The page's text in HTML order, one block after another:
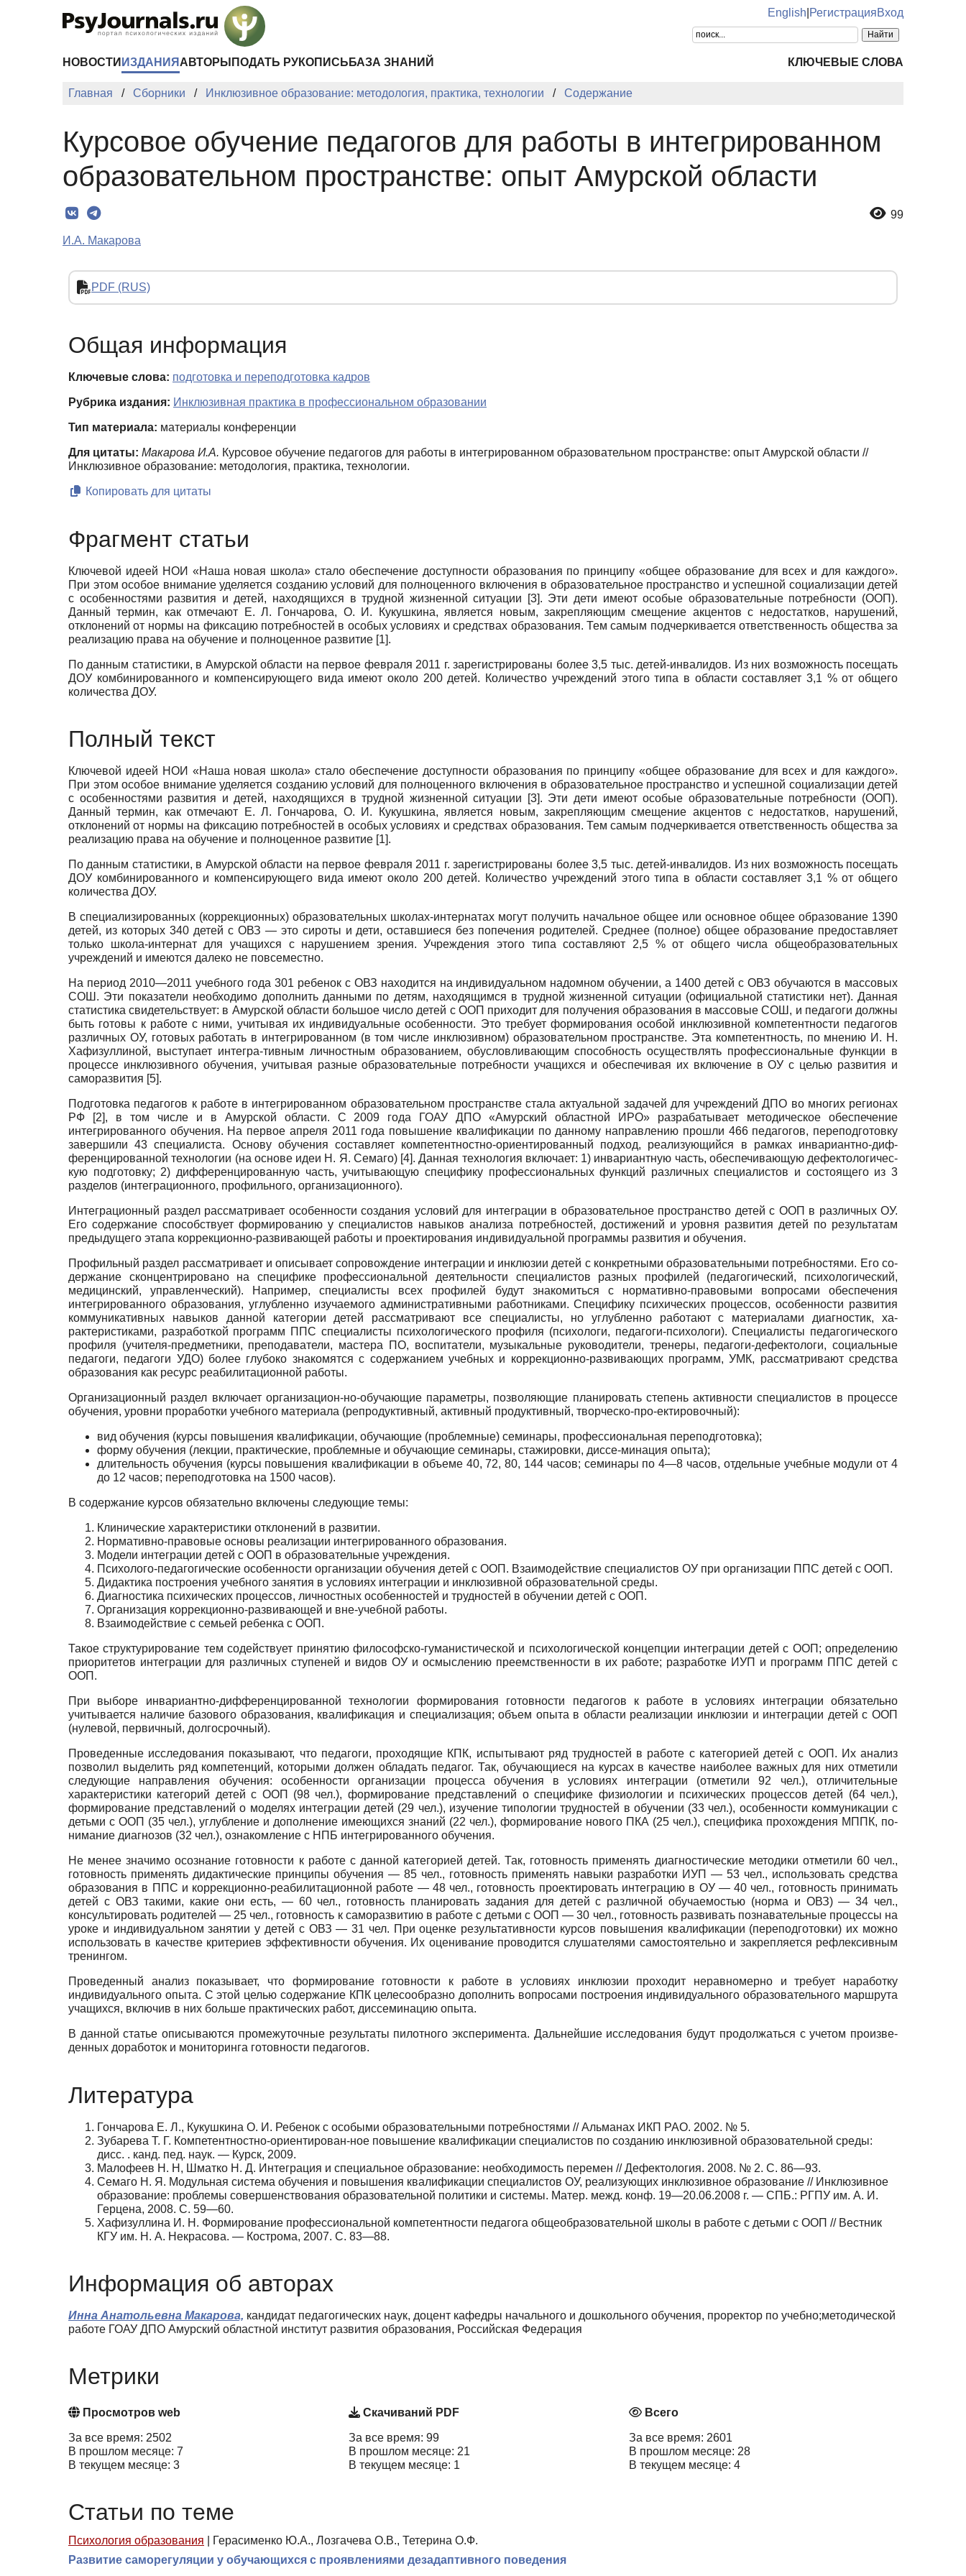
English РегистрацияВход
НОВОСТИ ИЗДАНИЯ АВТОРЫ ПОДАТЬ РУКОПИСЬ БАЗА ЗНАНИЙ КЛЮЧЕВЫЕ СЛОВА
Главная Сборники Инклюзивное образование: методология, практика, технологии Содержание
Курсовое обучение педагогов для работы в интегрированном
образовательном пространстве: опыт Амурской области
99
И.А. Макарова
PDF (RUS)
Общая информация
Ключевые слова: подготовка и переподготовка кадров
Рубрика издания: Инклюзивная практика в профессиональном образовании
Тип материала: материалы конференции
Для цитаты: Макарова И.А. Курсовое обучение педагогов для работы в интегрированном образовательном пространстве: опыт Амурской области //
Инклюзивное образование: методология, практика, технологии.
Копировать для цитаты
Фрагмент статьи
Ключевой идеей НОИ «Наша новая школа» стало обеспечение доступности образования по принципу «общее образование для всех и для каждого».
При этом особое внимание уделяется созданию условий для пол­ноценного включения в образовательное пространство и успешной социализации детей
с особенностями раз­вития и детей, находящихся в трудной жизненной ситу­ации [3]. Эти дети имеют особые образовательные по­требности (ООП).
Данный термин, как отмечают Е. Л. Гончарова, О. И. Кукушкина, является новым, за­крепляющим смещение акцентов с недостатков, нару­шений,
отклонений от нормы на фиксацию потребнос­тей в особых условиях и средствах образования. Тем са­мым подчеркивается ответственность общества за
реа­лизацию права на обучение и полноценное развитие [1].
По данным статистики, в Амурской области на пер­вое февраля 2011 г. зарегистрированы более 3,5 тыс. детей-инвалидов. Из них возможность посещать
ДОУ комбинированного и компенсирующего вида имеют около 200 детей. Количество учреждений этого типа в области составляет 3,1 % от общего
количества ДОУ.
Полный текст
Ключевой идеей НОИ «Наша новая школа» стало обеспечение доступности образования по принципу «общее образование для всех и для каждого».
При этом особое внимание уделяется созданию условий для пол­ноценного включения в образовательное пространство и успешной социализации детей
с особенностями раз­вития и детей, находящихся в трудной жизненной ситу­ации [3]. Эти дети имеют особые образовательные по­требности (ООП).
Данный термин, как отмечают Е. Л. Гончарова, О. И. Кукушкина, является новым, за­крепляющим смещение акцентов с недостатков, нару­шений,
отклонений от нормы на фиксацию потребнос­тей в особых условиях и средствах образования. Тем са­мым подчеркивается ответственность общества за
реа­лизацию права на обучение и полноценное развитие [1].
По данным статистики, в Амурской области на пер­вое февраля 2011 г. зарегистрированы более 3,5 тыс. детей-инвалидов. Из них возможность посещать
ДОУ комбинированного и компенсирующего вида имеют около 200 детей. Количество учреждений этого типа в области составляет 3,1 % от общего
количества ДОУ.
В специализированных (коррекционных) образо­вательных школах-интернатах могут получить на­чальное общее или основное общее образование 1390
детей, из которых 340 детей с ОВЗ — это сироты и дети, оставшиеся без попечения родителей. Среднее (полное) общее образование предоставляет
только школа-интернат для учащихся с нарушением зрения. Учреждения этого типа составляют 2,5 % от общего числа общеобразовательных
учреждений и имеются далеко не повсеместно.
На период 2010—2011 учебного года 301 ребенок с ОВЗ находится на индивидуальном надомном обуче­нии, а 1400 детей с ОВЗ обучаются в массовых
СОШ. Эти показатели необходимо дополнить данными по детям, находящимся в трудной жизненной ситуации (официальной статистики нет). Данная
статистика свидетельствует: в Амурской области большое число детей с ООП приходит для получения образования в массовые СОШ, и педагоги должны
быть готовы к ра­боте с ними, учитывая их индивидуальные особеннос­ти. Это требует формирования особой инклюзивной компетентности педагогов
различных ОУ, готовых ра­ботать в интегрированном (в том числе инклюзивном) образовательном пространстве. Эта компетентность, по мнению И. Н.
Хафизуллиной, выступает интегра-тивным личностным образованием, обусловливаю­щим способность осуществлять профессиональные функции в
процессе инклюзивного обучения, учиты­вая разные образовательные потребности учащихся и обеспечивая их включение в ОУ с целью развития и
саморазвития [5].
Подготовка педагогов к работе в интегрированном образовательном пространстве стала актуальной зада­чей для учреждений ДПО во многих регионах
РФ [2], в том числе и в Амурской области. С 2009 года ГОАУ ДПО «Амурский областной ИРО» разрабатывает ме­тодическое обеспечение
интегрированного обучения. На первое апреля 2011 года повышение квалификации по данному направлению прошли 466 педагогов, пере­подготовку
завершили 43 специалиста. Основу обуче­ния составляет компетентностно-ориентированный подход, реализующийся в рамках инвариантно-диф­
ференцированной технологии (на основе идеи Н. Я. Семаго) [4]. Данная технология включает: 1) ин­вариантную часть, обеспечивающую дефектологичес­
кую подготовку; 2) дифференцированную часть, учи­тывающую специфику профессиональных функций различных специалистов и состоящего из 3
разделов (интеграционного, профильного, организационного).
Интеграционный раздел рассматривает особеннос­ти создания условий для интеграции в образователь­ное пространство детей с ООП в различных ОУ.
Его содержание способствует формированию у специали­стов навыков анализа потребностей, достижений и уровня развития детей по результатам
предыдущего этапа коррекционно-развивающей работы и проекти­рования индивидуальной программы развития и обу­чения.
Профильный раздел рассматривает и описывает сопровождение интеграции и инклюзии детей с кон­кретными образовательными потребностями. Его со­
держание сконцентрировано на специфике професси­ональной деятельности специалистов разных профи­лей (педагогический, психологический,
медицинский, управленческий). Например, специалисты всех про­филей будут знакомиться с нормативно-правовыми вопросами обеспечения
интегрированного образова­ния, углубленно изучаемого административными ра­ботниками. Специфику психических процессов, осо­бенности развития
коммуникативных навыков данной категории детей рассматривают все специалисты, но углубленно работают с материалами диагностик, ха­
рактеристиками, разработкой программ ППС специа­листы психологического профиля (психологи, педаго­ги-психологи). Специалисты педагогического
профи­ля (учителя-предметники, преподаватели, мастера ПО, воспитатели, музыкальные руководители, трене­ры, педагоги-дефектологи, социальные
педагоги, педа­гоги УДО) более глубоко знакомятся с содержанием учебных и коррекционно-развивающих программ, УМК, рассматривают средства
образования как ресурс реабилитационной работы.
Организационный раздел включает организацион-но-обучающие параметры, позволяющие планировать степень активности специалистов в процессе
обуче­ния, уровни проработки учебного материала (репро­дуктивный, активный продуктивный, творческо-про-ектировочный):
вид обучения (курсы повышения квалификации, обучающие (проблемные) семинары, профессиональ­ная переподготовка);
форму обучения (лекции, практические, про­блемные и обучающие семинары, стажировки, диссе-минация опыта);
длительность обучения (курсы повышения ква­лификации в объеме 40, 72, 80, 144 часов; семинары по 4—8 часов, отдельные учебные модули от 4
до 12 часов; переподготовка на 1500 часов).
В содержание курсов обязательно включены сле­дующие темы:
Клинические характеристики отклонений в раз­витии.
Нормативно-правовые основы реализации инте­грированного образования.
Модели интеграции детей с ООП в образова­тельные учреждения.
Психолого-педагогические особенности органи­зации обучения детей с ООП. Взаимодействие специ­алистов ОУ при организации ППС детей с ООП.
Дидактика построения учебного занятия в услови­ях интеграции и инклюзивной образовательной среды.
Диагностика психических процессов, личност­ных особенностей и трудностей в обучении детей с ООП.
Организация коррекционно-развивающей и вне-учебной работы.
Взаимодействие с семьей ребенка с ООП.
Такое структурирование тем содействует приня­тию философско-гуманистической и психологической концепции интеграции детей с ООП; определению
приоритетов интеграции для различных ступеней и видов ОУ и осмыслению преемственности в их работе; разработке ИУП и программ ППС детей с
ООП.
При выборе инвариантно-дифференцированной технологии формирования готовности педагогов к ра­боте в условиях интеграции обязательно
учитывается наличие базового образования, квалификация и спе­циализация; объем опыта в области реализации ин­клюзии и интеграции детей с ООП
(нулевой, первич­ный, долгосрочный).
Проведенные исследования показывают, что педа­гоги, проходящие КПК, испытывают ряд трудностей в работе с категорией детей с ООП. Их анализ
позволил выделить ряд компетенций, которыми должен обла­дать педагог. Так, обучающиеся на курсах в качестве наиболее важных для них отметили
следующие на­правления обучения: особенности организации про­цесса обучения в условиях интеграции (отметили 92 чел.), отличительные
характеристики категорий де­тей с ООП (98 чел.), формирование представлений о специфике физиологии и психических процессов де­тей (64 чел.),
формирование представлений о моделях интеграции детей (29 чел.), изучение типологии труд­ностей в обучении (33 чел.), особенности коммуника­ции с
детьми с ООП (35 чел.), углубление и дополне­ние имеющихся знаний (22 чел.), формирование ново­го ПКА (25 чел.), специфика прохождения МППК, по­
нимание диагнозов (32 чел.), ознакомление с НПБ ин­тегрированного обучения.
Не менее значимо осознание готовности к работе с данной категорией детей. Так, готовность применять диагностические методики отметили 60 чел.,
готов­ность применять дидактические принципы обуче­ния — 85 чел., готовность применять навыки разработ­ки ИУП — 53 чел., использовать средства
образования в ППС и коррекционно-реабилитационной работе — 48 чел., готовность проектировать интеграцию в ОУ — 40 чел., готовность принимать
детей с ОВЗ такими, ка­кие они есть, — 60 чел., готовность планировать зада­ния для детей с различной обучаемостью (норма и ОВЗ) — 34 чел.,
консультировать родителей — 25 чел., готовность к саморазвитию в работе с детьми с ООП — 30 чел., готовность развивать познавательные процес­сы на
уроке и индивидуальном занятии у детей с ОВЗ — 31 чел. При оценке результативности курсов повышения квалификации (переподготовки) их мож­но
использовать в качестве критериев эффективности обучения. Их оценивание проводится слушателями самостоятельно и закрепляется рефлексивным
тре­нингом.
Проведенный анализ показывает, что формирова­ние готовности к работе в условиях инклюзии прохо­дит неравномерно и требует наработку
индивидуаль­ного опыта. С этой целью содержание КПК целесооб­разно дополнить вопросами построения индивидуаль­ного образовательного маршрута
учащихся, включив в них больше практических работ, диссеминацию опыта.
В данной статье описываются промежуточные ре­зультаты пилотного эксперимента. Дальнейшие ис­следования будут продолжаться с учетом произве­
денных доработок и мониторинга готовности педаго­гов.
Литература
Гончарова Е. Л., Кукушкина О. И. Ребенок с осо­быми образовательными потребностями // Альманах ИКП РАО. 2002. № 5.
Зубарева Т. Г. Компетентностно-ориентирован-ное повышение квалификации специалистов по созда­нию инклюзивной образовательной среды:
дисс. . канд. пед. наук. — Курск, 2009.
Малофеев Н. Н, Шматко Н. Д. Интеграция и спе­циальное образование: необходимость перемен // Де­фектология. 2008. № 2. С. 86—93.
Семаго Н. Я. Модульная система обучения и по­вышения квалификации специалистов ОУ, реализую­щих инклюзивное образование // Инклюзивное
обра­зование: проблемы совершенствования образователь­ной политики и системы. Матер. межд. конф. 19—20.06.2008 г. — СПБ.: РГПУ им. А. И.
Герцена, 2008. С. 59—60.
Хафизуллина И. Н. Формирование профессио­нальной компетентности педагога общеобразователь­ной школы в работе с детьми с ООП // Вестник
КГУ им. Н. А. Некрасова. — Кострома, 2007. С. 83—88.
Информация об авторах
Инна Анатольевна Макарова, кандидат педагогических наук, доцент кафедры начального и дошкольного обучения, проректор по учебно;методической
работе ГОАУ ДПО Амурский областной институт развития образования, Российская Федерация
Метрики
Просмотров web
За все время: 2502
В прошлом месяце: 7
В текущем месяце: 3
Скачиваний PDF
За все время: 99
В прошлом месяце: 21
В текущем месяце: 1
Всего
За все время: 2601
В прошлом месяце: 28
В текущем месяце: 4
Статьи по теме
Психология образования
Герасименко Ю.А., Лозгачева О.В., Тетерина О.Ф.
Развитие саморегуляции у обучающихся с проявлениями дезадаптивного поведения